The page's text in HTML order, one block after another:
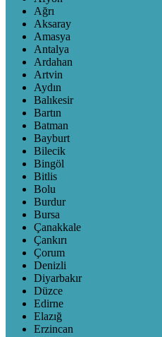
Ağrı
Aksaray
Amasya
Antalya
Ardahan
Artvin
Aydın
Balıkesir
Bartın
Batman
Bayburt
Bilecik
Bingöl
Bitlis
Bolu
Burdur
Bursa
Çanakkale
Çankırı
Çorum
Denizli
Diyarbakır
Düzce
Edirne
Elazığ
Erzincan